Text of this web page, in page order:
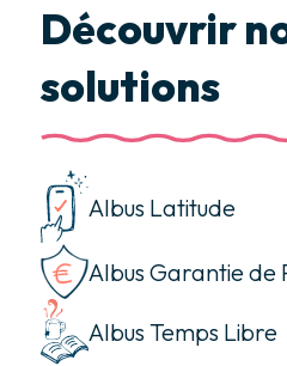
Découvrir
solutions
Albus Latitude
Albus Garantie de
Albus Temps Libre